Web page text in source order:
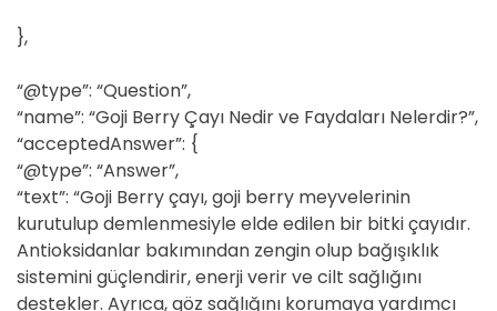
},
“@type”: “Question”,
“name”: “Goji Berry Çayı Nedir ve Faydaları Nelerdir?”,
“acceptedAnswer”: {
“@type”: “Answer”,
“text”: “Goji Berry çayı, goji berry meyvelerinin
kurutulup demlenmesiyle elde edilen bir bitki çayıdır.
Antioksidanlar bakımından zengin olup bağışıklık
sistemini güçlendirir, enerji verir ve cilt sağlığını
destekler. Ayrıca, göz sağlığını korumaya yardımcı